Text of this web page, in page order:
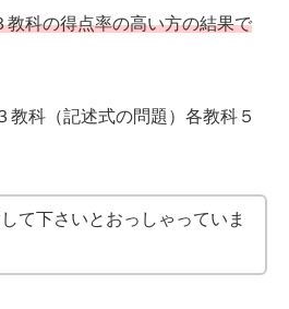
教科の得点率の高い方の結果で
教科（記述式の問題）各教科５
て下さいとおっしゃっていま